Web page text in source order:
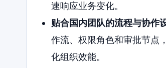
速响应业务变化。
贴合国内团队的流程与协作
作流、权限角色和审批节点
化组织效能。